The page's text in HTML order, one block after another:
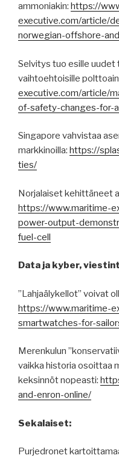
ammoniakin: https://
executive.com/article/
norwegian-offshore-
Selvitys tuo esille
vaihtoehtoisille
executive.com/article/
of-safety-changes-for-
Singapore vahvistaa
markkinoilla: https://
ties/
Norjalaiset kehittäneet
https://www.maritime-
power-output-
fuel-cell
Data ja kyber,
”Lahjaälykellot” voivat
https://www.maritime-
smartwatches-for-
Merenkulun
vaikka historia osoittaa
keksinnöt nopeasti:
and-enron-online/
Sekalaiset:
Purjedronet